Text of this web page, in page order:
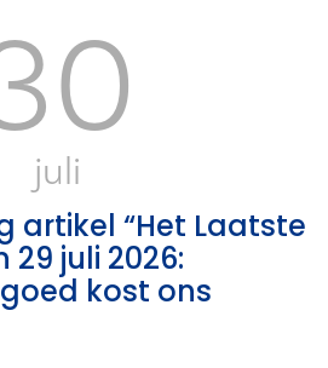
juli
artikel “Het Laatste
29 juli 2026:
kost ons